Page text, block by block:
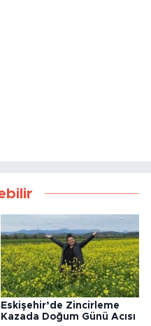
Eskişehir’de Zincirleme
Kazada Doğum Günü Acısı